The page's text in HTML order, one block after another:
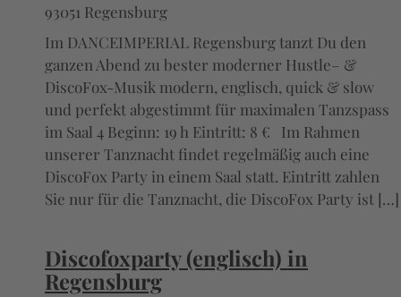
93051 Regensburg
Im DANCEIMPERIAL Regensburg tanzt Du den
ganzen Abend zu bester moderner Hustle– &
DiscoFox-Musik modern, englisch, quick & slow
und perfekt abgestimmt für maximalen Tanzspass
im Saal 4 Beginn: 19 h Eintritt: 8 € Im Rahmen
unserer Tanznacht findet regelmäßig auch eine
DiscoFox Party in einem Saal statt. Eintritt zahlen
Sie nur für die Tanznacht, die DiscoFox Party ist […]
Discofoxparty (englisch) in
Regensburg